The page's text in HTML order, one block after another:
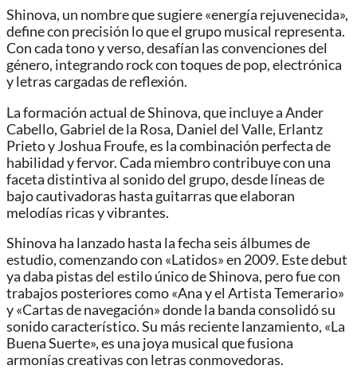
Shinova, un nombre que sugiere «energía rejuvenecida»,
define con precisión lo que el grupo musical representa.
Con cada tono y verso, desafían las convenciones del
género, integrando rock con toques de pop, electrónica
y letras cargadas de reflexión.
La formación actual de Shinova, que incluye a Ander
Cabello, Gabriel de la Rosa, Daniel del Valle, Erlantz
Prieto y Joshua Froufe, es la combinación perfecta de
habilidad y fervor. Cada miembro contribuye con una
faceta distintiva al sonido del grupo, desde líneas de
bajo cautivadoras hasta guitarras que elaboran
melodías ricas y vibrantes.
Shinova ha lanzado hasta la fecha seis álbumes de
estudio, comenzando con «Latidos» en 2009. Este debut
ya daba pistas del estilo único de Shinova, pero fue con
trabajos posteriores como «Ana y el Artista Temerario»
y «Cartas de navegación» donde la banda consolidó su
sonido característico. Su más reciente lanzamiento, «La
Buena Suerte», es una joya musical que fusiona
armonías creativas con letras conmovedoras.